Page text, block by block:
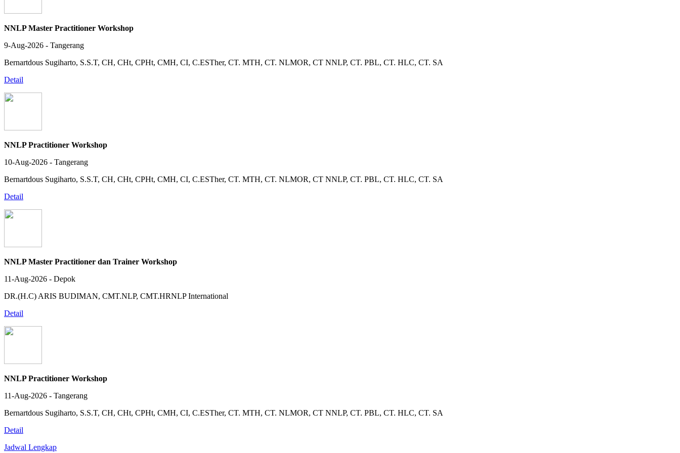
NNLP Master Practitioner Workshop
9-Aug-2026 - Tangerang
Bernartdous Sugiharto, S.S.T, CH, CHt, CPHt, CMH, CI, C.ESTher, CT. MTH, CT. NLMOR, CT NNLP, CT. PBL, CT. HLC, CT. SA
Detail
NNLP Practitioner Workshop
10-Aug-2026 - Tangerang
Bernartdous Sugiharto, S.S.T, CH, CHt, CPHt, CMH, CI, C.ESTher, CT. MTH, CT. NLMOR, CT NNLP, CT. PBL, CT. HLC, CT. SA
Detail
NNLP Master Practitioner dan Trainer Workshop
11-Aug-2026 - Depok
DR.(H.C) ARIS BUDIMAN, CMT.NLP, CMT.HRNLP International
Detail
NNLP Practitioner Workshop
11-Aug-2026 - Tangerang
Bernartdous Sugiharto, S.S.T, CH, CHt, CPHt, CMH, CI, C.ESTher, CT. MTH, CT. NLMOR, CT NNLP, CT. PBL, CT. HLC, CT. SA
Detail
Jadwal Lengkap